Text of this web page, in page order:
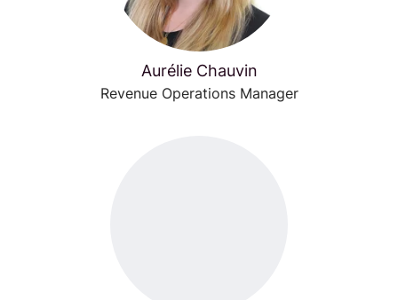
Aurélie Chauvin
Revenue Operations Manager